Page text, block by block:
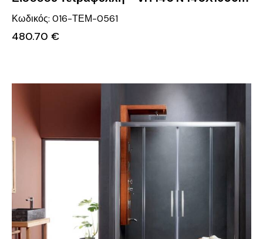
Κωδικός: 016-ΤΕΜ-0561
480.70 €